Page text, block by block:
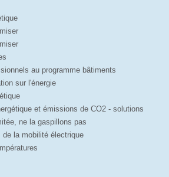
au programme bâtiments
sur l'énergie
et émissions de CO2 - solutions
ne la gaspillons pas
de la mobilité électrique